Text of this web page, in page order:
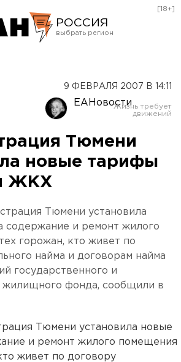
РОССИЯ
Оренбург
[18+]
9 ФЕВРАЛЯ 2007 В 14:11
ЕАНовости
Тюмени
новые тарифы
ЖКХ
Тюмени установила
содержание и ремонт жилого
горожан, кто живет по
найма и договорам найма
государственного и
жилищного фонда, сообщили в
Тюмени установила новые
и ремонт жилого помещения
живет по договору